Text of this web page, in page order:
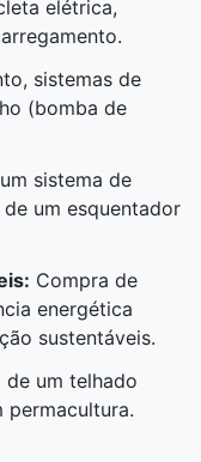
elétrica,
sistemas de
(bomba de
sistema de
um esquentador
Compra de
energética
sustentáveis.
de um telhado
permacultura.